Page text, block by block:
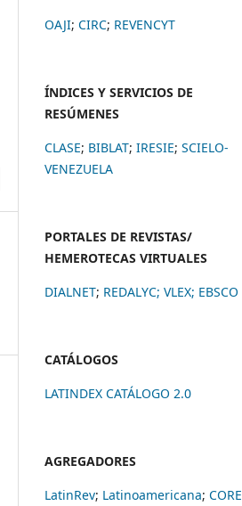
OAJI; CIRC; REVENCYT
ÍNDICES Y SERVICIOS DE
RESÚMENES
CLASE; BIBLAT; IRESIE; SCIELO-
VENEZUELA
PORTALES DE REVISTAS/
HEMEROTECAS VIRTUALES
DIALNET; REDALYC; VLEX; EBSCO
CATÁLOGOS
LATINDEX CATÁLOGO 2.0
AGREGADORES
LatinRev; Latinoamericana; CORE